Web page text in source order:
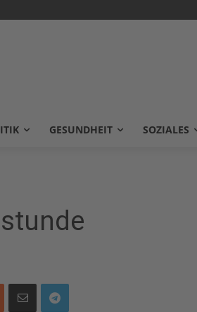
GESUNDHEIT SOZIALES